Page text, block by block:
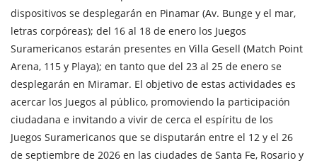
dispositivos se desplegarán en Pinamar (Av. Bunge y el mar,
letras corpóreas); del 16 al 18 de enero los Juegos
Suramericanos estarán presentes en Villa Gesell (Match Point
Arena, 115 y Playa); en tanto que del 23 al 25 de enero se
desplegarán en Miramar. El objetivo de estas actividades es
acercar los Juegos al público, promoviendo la participación
ciudadana e invitando a vivir de cerca el espíritu de los
Juegos Suramericanos que se disputarán entre el 12 y el 26
de septiembre de 2026 en las ciudades de Santa Fe, Rosario y